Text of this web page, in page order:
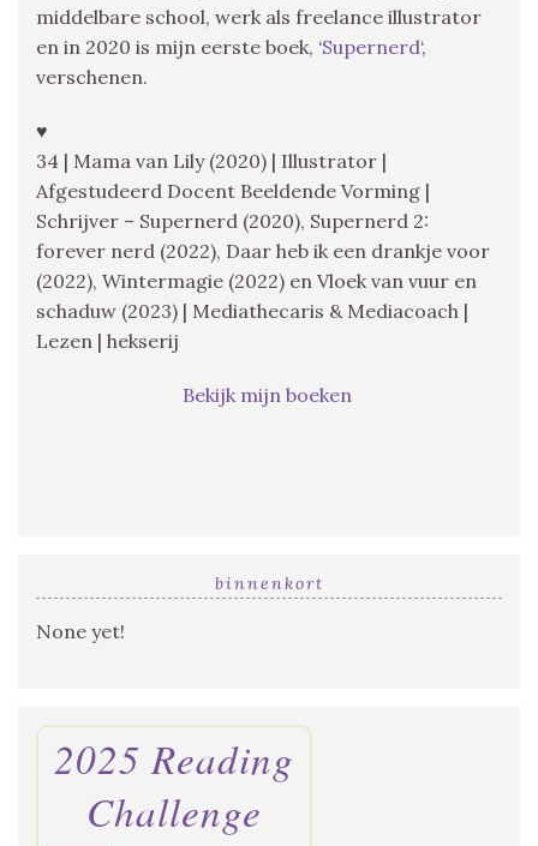
middelbare school, werk als freelance illustrator
en in 2020 is mijn eerste boek, ‘Supernerd‘,
verschenen.
♥
34 | Mama van Lily (2020) | Illustrator |
Afgestudeerd Docent Beeldende Vorming |
Schrijver – Supernerd (2020), Supernerd 2:
forever nerd (2022), Daar heb ik een drankje voor
(2022), Wintermagie (2022) en Vloek van vuur en
schaduw (2023) | Mediathecaris & Mediacoach |
Lezen | hekserij
Bekijk mijn boeken
binnenkort
None yet!
2025 Reading
Challenge